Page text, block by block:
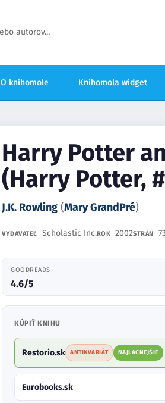
O knihomole Knihomola widget
Harry Potter
(Harry Potter,
J.K. Rowling (Mary GrandPré)
VYDAVATEĽ Scholastic Inc.ROK 2002STRÁN
GOODREADS
4.6/5
KÚPIŤ KNIHU
Restorio.sk ANTIKVARIÁT NAJLACNEJŠIE
Eurobooks.sk